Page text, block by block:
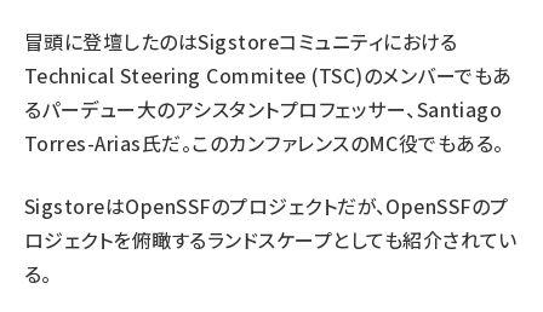
冒頭に登壇したのはSigstoreコミュニティにおける
Technical Steering Commitee (TSC)のメンバーでもあ
るパーデュー大のアシスタントプロフェッサー、Santiago
Torres-Arias氏だ。このカンファレンスのMC役でもある。
SigstoreはOpenSSFのプロジェクトだが、OpenSSFのプ
ロジェクトを俯瞰するランドスケープとしても紹介されてい
る。